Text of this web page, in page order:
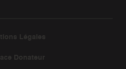
Légales
Donateur